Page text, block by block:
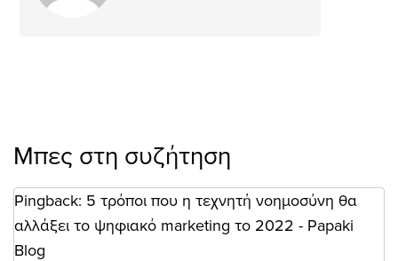
Μπες στη συζήτηση
Pingback: 5 τρόποι που η τεχνητή νοημοσύνη θα
αλλάξει το ψηφιακό marketing το 2022 - Papaki
Blog